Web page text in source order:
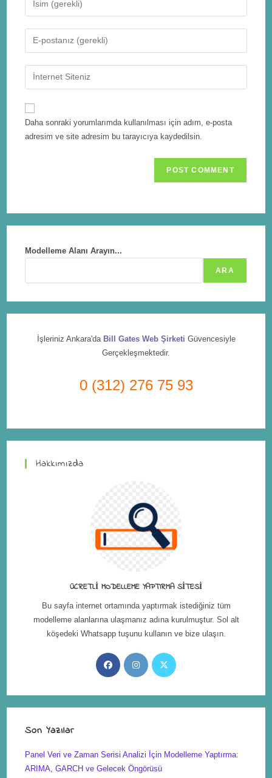
Daha sonraki yorumlarımda kullanılması için adım, e-posta
adresim ve site adresim bu tarayıcıya kaydedilsin.
Modelleme Alanı Arayın...
ARA
İşleriniz Ankara'da Bill Gates Web Şirketi Güvencesiyle
Gerçekleşmektedir.
0 (312) 276 75 93
Hakkımızda
ÜCRETLI MODELLEME YAPTIRMA SITESI
Bu sayfa internet ortamında yaptırmak istediğiniz tüm
modelleme alanlarına ulaşmanız adına kurulmuştur. Sol alt
köşedeki Whatsapp tuşunu kullanın ve bize ulaşın.
Son Yazılar
Panel Veri ve Zaman Serisi Analizi İçin Modelleme Yaptırma:
ARIMA, GARCH ve Gelecek Öngörüsü